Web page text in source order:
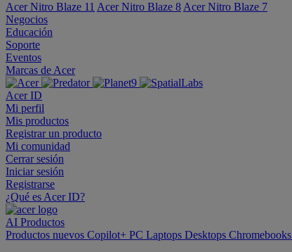
Acer Nitro Blaze 11 Acer Nitro Blaze 8 Acer Nitro Blaze 7
Negocios
Educación
Soporte
Eventos
Marcas de Acer
Acer ID
Mi perfil
Mis productos
Registrar un producto
Mi comunidad
Cerrar sesión
Iniciar sesión
Registrarse
¿Qué es Acer ID?
AI Productos
Productos nuevos Copilot+ PC Laptops Desktops Chromebooks